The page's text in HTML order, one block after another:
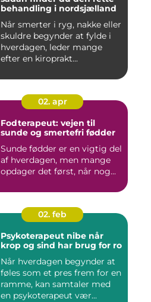
behandling i nordsjælland
Når smerter i ryg, nakke eller
skuldre begynder at fylde i
hverdagen, leder mange
efter en kiroprakt...
02. apr
Fodterapeut: vejen til
sunde og smertefri fødder
Sunde fødder er en vigtig del
af hverdagen, men mange
opdager det først, når nog...
02. feb
Psykoterapeut nibe når
krop og sind har brug for ro
Når hverdagen begynder at
føles som et pres frem for en
ramme, kan samtaler med
en psykoterapeut vær...